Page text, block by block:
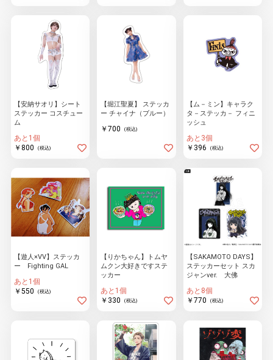
【安納サオリ】シート
ステッカー コスチュー
ム
あと1個
￥800
(税込)
【堀江聖夏】 ステッカ
ー チャイナ（ブルー）
￥700 (税込)
【ム－ミン】キャラク
タ－ステッカ－ フィニ
ッシュ
あと3個
￥396
(税込)
【遊人×VV】ステッカ
ー Fighting GAL
あと1個
￥550
(税込)
【りかちゃん】トムヤ
ムクン大好きですステ
ッカー
あと1個
￥330
(税込)
【SAKAMOTO DAYS】
ステッカーセット スカ
ジャンver. 大佛
あと8個
￥770
(税込)
イラストレ
ーター
アダルトグ